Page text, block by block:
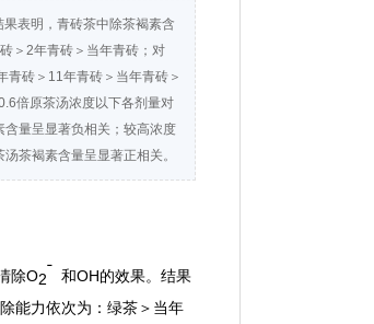
表明，青砖茶中除茶褐素含
＞2年青砖＞当年青砖；对
青砖＞11年青砖＞当年青砖＞
倍原茶汤浓度以下各剂量对
量呈显著负相关；较高浓度
茶褐素含量呈显著正相关。
除O2
ˉ 和OH的效果。结果
能力依次为：绿茶＞当年